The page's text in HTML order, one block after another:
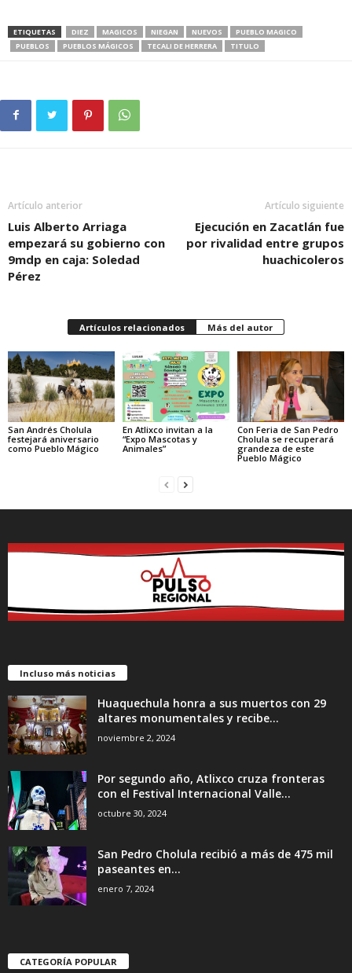
ETIQUETAS DIEZ MAGICOS NIEGAN NUEVOS
PUEBLO MAGICO
PUEBLOS
PUEBLOS MÁGICOS TECALI DE HERRERA TITULO
Artículo anterior
Luis Alberto Arriaga
empezará su gobierno con
9mdp en caja: Soledad
Pérez
Artículo siguiente
Ejecución en Zacatlán fue
por rivalidad entre grupos
huachicoleros
Artículos relacionados Más del autor
San Andrés Cholula
festejará aniversario
como Pueblo Mágico
En Atlixco invitan a la
“Expo Mascotas y
Animales”
Con Feria de San Pedro
Cholula se recuperará
grandeza de este
Pueblo Mágico
Incluso más noticias
Huaquechula honra a sus muertos con 29
altares monumentales y recibe...
noviembre 2, 2024
Por segundo año, Atlixco cruza fronteras
con el Festival Internacional Valle...
octubre 30, 2024
San Pedro Cholula recibió a más de 475 mil
paseantes en...
enero 7, 2024
CATEGORÍA POPULAR